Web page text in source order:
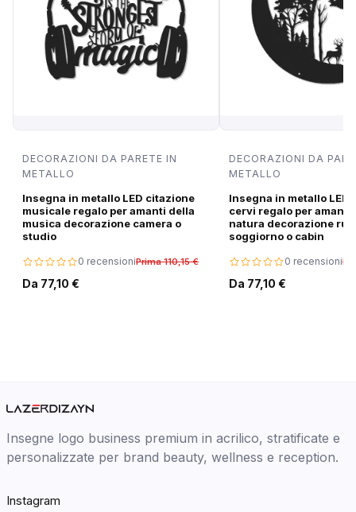
DECORAZIONI DA PARETE IN
METALLO
Insegna in metallo LED citazione
musicale regalo per amanti della
musica decorazione camera o
studio
0 recensioniPrima 110,15 €
Da 77,10 €
DECORAZIONI DA
METALLO
Insegna in metallo LED
cervi regalo per amanti
natura decorazione
soggiorno o cabin
0 recensioni
Da 77,10 €
Insegne logo business premium in acrilico, stratificate e
personalizzate per brand beauty, wellness e reception.
Instagram